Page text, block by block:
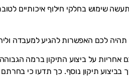
שימוש בחלקי חילוף איכותיים
לכם האפשרות להגיע למעבדה
על ביצוע התיקון ברמה
תיקון נוסף. כך תדעו כי